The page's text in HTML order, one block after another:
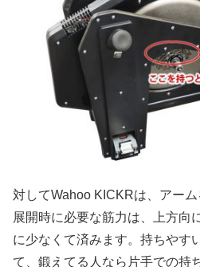
対してWahoo KICKRは、アーム
展開時に必要な筋力は、上方向
に少なくて済みます。持ちやす
て、鍛えてる人なら片手での持